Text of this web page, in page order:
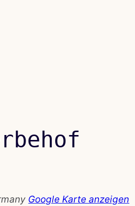
Google Karte anzeigen